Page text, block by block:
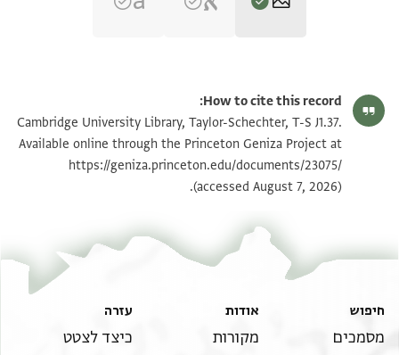
T-S J1.37 1v הגדל וסובב
תנאי היתר שימוש בתצלום
How to cite this record:
Cambridge University Library, Taylor-Schechter, T-S J1.37.
Available online through the Princeton Geniza Project at
https://geniza.princeton.edu/documents/23075/
(accessed August 7, 2026).
חיפוש
מסמכים
אודות
מקורות
עזרה
כיצד לצטט